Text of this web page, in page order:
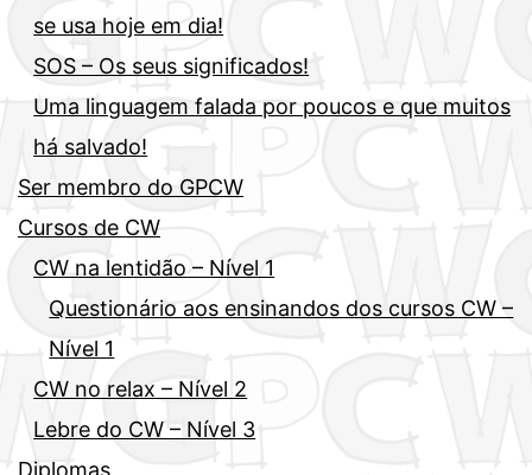
se usa hoje em dia!
SOS – Os seus significados!
Uma linguagem falada por poucos e que muitos
há salvado!
Ser membro do GPCW
Cursos de CW
CW na lentidão – Nível 1
Questionário aos ensinandos dos cursos CW –
Nível 1
CW no relax – Nível 2
Lebre do CW – Nível 3